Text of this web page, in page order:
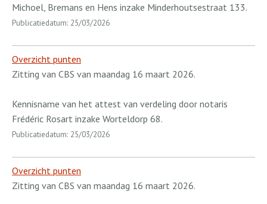
Michoel, Bremans en Hens inzake Minderhoutsestraat 133.
Publicatiedatum: 25/03/2026
Overzicht punten
Zitting van CBS van maandag 16 maart 2026.
Kennisname van het attest van verdeling door notaris
Frédéric Rosart inzake Worteldorp 68.
Publicatiedatum: 25/03/2026
Overzicht punten
Zitting van CBS van maandag 16 maart 2026.